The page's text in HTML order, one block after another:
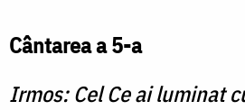
Cântarea a 5-a
Irmos: Cel Ce ai luminat